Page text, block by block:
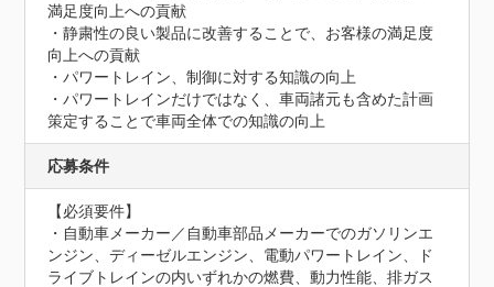
満足度向上への貢献
・静粛性の良い製品に改善することで、お客様の満足度
向上への貢献
・パワートレイン、制御に対する知識の向上
・パワートレインだけではなく、車両諸元も含めた計画
策定することで車両全体での知識の向上
応募条件
【必須要件】
・自動車メーカー／自動車部品メーカーでのガソリンエ
ンジン、ディーゼルエンジン、電動パワートレイン、ド
ライブトレインの内いずれかの燃費、動力性能、排ガス